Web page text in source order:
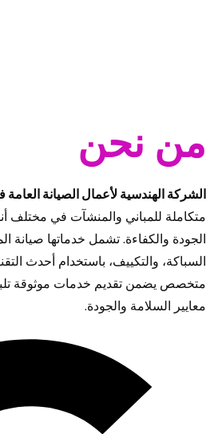
من نحن
الشركة الهندسية لأعمال الصيانة العامة
متكاملة للمباني والمنشآت في مختلف
الجودة والكفاءة. تشمل خدماتها صيانة
السباكة، والتكييف، باستخدام أحدث
متخصص يضمن تقديم خدمات موثوقة
معايير السلامة والجودة.